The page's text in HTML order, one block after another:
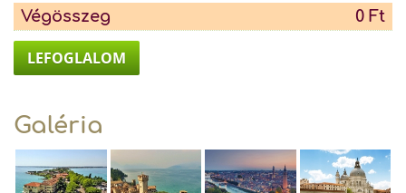
Végösszeg 0 Ft
LEFOGLALOM
Galéria